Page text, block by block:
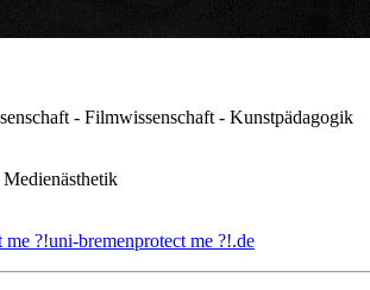
- Filmwissenschaft - Kunstpädagogik
me ?!uni-bremenprotect me ?!.de